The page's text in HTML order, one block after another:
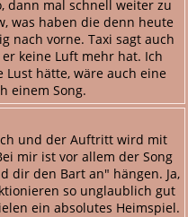
dann mal schnell weiter zu
was haben die denn heute
nach vorne. Taxi sagt auch
keine Luft mehr hat. Ich
hätte, wäre auch eine
einem Song.
und der Auftritt wird mit
mir ist vor allem der Song
dir den Bart an" hängen. Ja,
so unglaublich gut
ein absolutes Heimspiel.